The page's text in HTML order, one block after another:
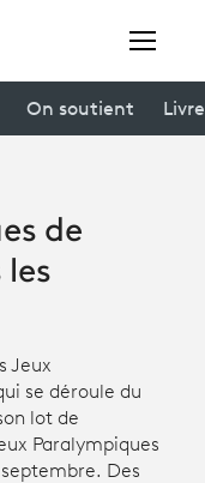
On soutient
de
les
Jeux
se déroule du
lot de
Paralympiques
Des